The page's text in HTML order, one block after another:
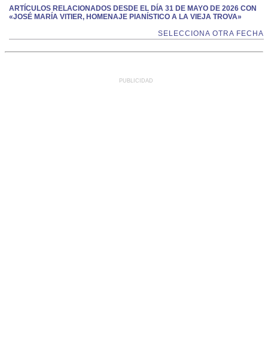
ARTÍCULOS RELACIONADOS DESDE EL DÍA 31 DE MAYO DE 2026 CON
«JOSÉ MARÍA VITIER, HOMENAJE PIANÍSTICO A LA VIEJA TROVA»
SELECCIONA OTRA FECHA
PUBLICIDAD